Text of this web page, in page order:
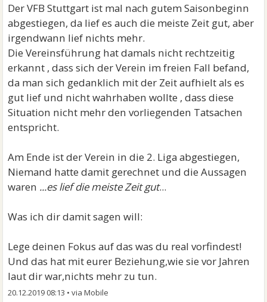
Der VFB Stuttgart ist mal nach gutem Saisonbeginn
abgestiegen, da lief es auch die meiste Zeit gut, aber
irgendwann lief nichts mehr.
Die Vereinsführung hat damals nicht rechtzeitig
erkannt , dass sich der Verein im freien Fall befand,
da man sich gedanklich mit der Zeit aufhielt als es
gut lief und nicht wahrhaben wollte , dass diese
Situation nicht mehr den vorliegenden Tatsachen
entspricht.
Am Ende ist der Verein in die 2. Liga abgestiegen,
Niemand hatte damit gerechnet und die Aussagen
waren ...es lief die meiste Zeit gut...
Was ich dir damit sagen will:
Lege deinen Fokus auf das was du real vorfindest!
Und das hat mit eurer Beziehung,wie sie vor Jahren
laut dir war,nichts mehr zu tun.
20.12.2019 08:13 •